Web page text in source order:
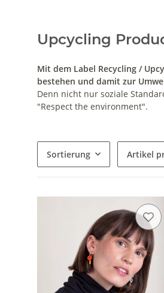
Upcycling
Mit dem Label Recycling /
bestehen und damit zur
Denn nicht nur soziale
"Respect the environment".
Sortierung Artikel